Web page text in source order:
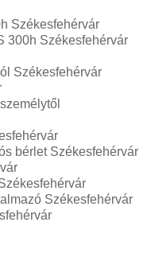
Székesfehérvár
300h Székesfehérvár
Székesfehérvár
bérlet Székesfehérvár
Székesfehérvár